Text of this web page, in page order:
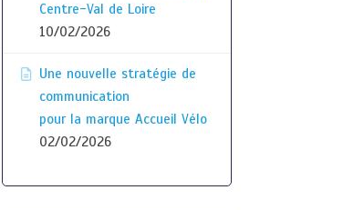
Centre-Val de Loire
10/02/2026
Une nouvelle stratégie de
communication
pour la marque Accueil Vélo
02/02/2026